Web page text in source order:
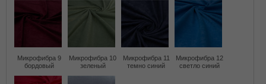
Микрофибра 9
бордовый
Микрофибра 10
зеленый
Микрофибра 11
темно синий
Микрофибра 12
светло синий